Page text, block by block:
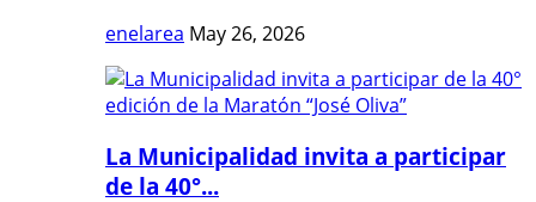
enelarea May 26, 2026
La Municipalidad invita a participar
de la 40°...